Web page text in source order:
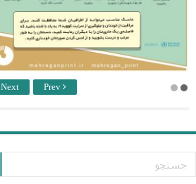
Next Prev